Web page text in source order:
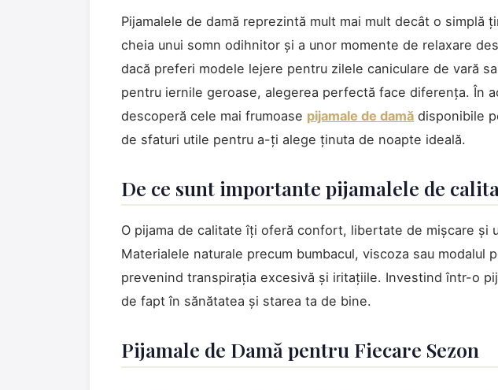
Pijamalele de damă reprezintă mult mai mult decât o simplă
cheia unui somn odihnitor și a unor momente de relaxare
dacă preferi modele lejere pentru zilele caniculare de vară
pentru iernile geroase, alegerea perfectă face diferența. În
descoperă cele mai frumoase pijamale de damă disponibile
de sfaturi utile pentru a-ți alege ținuta de noapte ideală.
De ce sunt importante pijamalele de
O pijama de calitate îți oferă confort, libertate de mișcare și
Materialele naturale precum bumbacul, viscoza sau modalul
prevenind transpirația excesivă și iritațiile. Investind într-o
de fapt în sănătatea și starea ta de bine.
Pijamale de Damă pentru Fiecare Sezon